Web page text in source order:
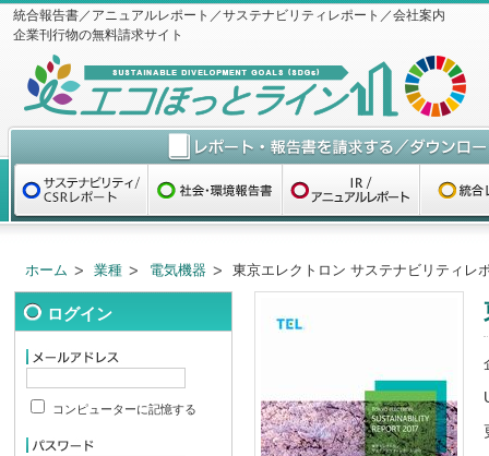
統合報告書／アニュアルレポート／サステナビリティレポート／会社案内
企業刊行物の無料請求サイト
ホーム 業種 電気機器 東京エレクトロン サステナビリティレ
ログイン
コンピューターに記憶する